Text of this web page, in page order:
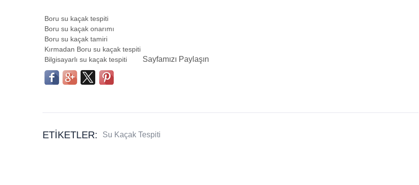
Boru su kaçak tespiti
Boru su kaçak onarımı
Boru su kaçak tamiri
Kırmadan Boru su kaçak tespiti
Bilgisayarlı su kaçak tespiti
Sayfamızı Paylaşın
ETIKETLER: Su Kaçak Tespiti